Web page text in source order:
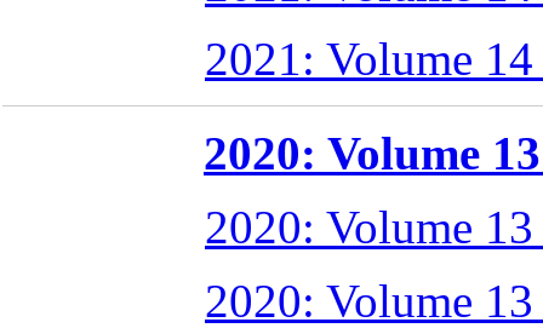
2021: Volume
2020: Volume
2020: Volume
2020: Volume